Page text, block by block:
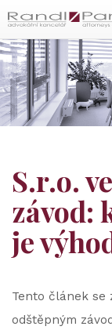
S.r.o.
závod:
je
Tento článek se
odštěpným
Čeština